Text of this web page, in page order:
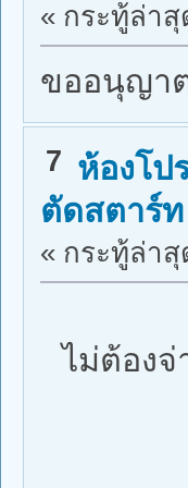
« กระทู้ล่าสุ
ขออนุญา
7 ห้องโป
ตัดสตาร์
« กระทู้ล่าสุ
ไม่ต้องจ่